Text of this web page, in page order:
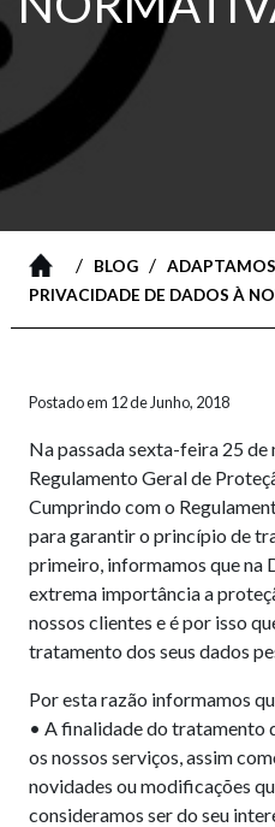
/ BLOG/
PRIVACIDADE DE DADOS À
Postado em 12 de Junho, 2018
Na passada sexta-feira 25
Regulamento Geral de
Cumprindo com o
para garantir o princípio de
primeiro, informamos que na
extrema importância a
nossos clientes e é por isso
tratamento dos seus dados
Por esta razão informamos
• A finalidade do tratamento
os nossos serviços, assim
novidades ou modificações
consideramos ser do seu